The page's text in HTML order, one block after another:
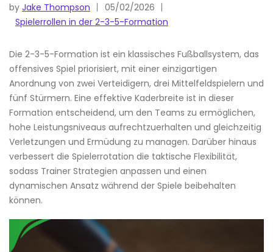
by Jake Thompson
05/02/2026
Spielerrollen in der 2-3-5-Formation
Die 2-3-5-Formation ist ein klassisches Fußballsystem, das
offensives Spiel priorisiert, mit einer einzigartigen
Anordnung von zwei Verteidigern, drei Mittelfeldspielern und
fünf Stürmern. Eine effektive Kaderbreite ist in dieser
Formation entscheidend, um den Teams zu ermöglichen,
hohe Leistungsniveaus aufrechtzuerhalten und gleichzeitig
Verletzungen und Ermüdung zu managen. Darüber hinaus
verbessert die Spielerrotation die taktische Flexibilität,
sodass Trainer Strategien anpassen und einen
dynamischen Ansatz während der Spiele beibehalten
können.